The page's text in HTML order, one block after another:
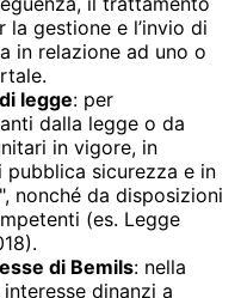
la gestione e l’invio di
in relazione ad uno o
legge: per
dalla legge o da
in vigore, in
sicurezza e in
nonché da disposizioni
(es. Legge
.
di Bemils: nella
dinanzi a